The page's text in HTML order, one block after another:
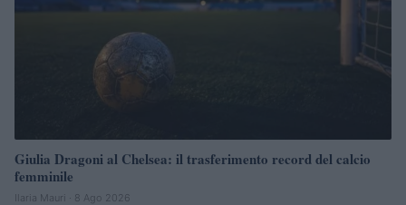
Giulia Dragoni al Chelsea: il trasferimento record del calcio
femminile
Ilaria Mauri · 8 Ago 2026